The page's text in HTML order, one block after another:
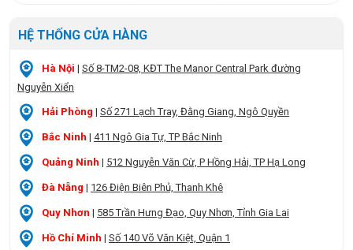
HỆ THỐNG CỬA HÀNG
Hà Nội | Số 8-TM2-08, KĐT The Manor Central Park đường
Nguyễn Xiển
Hải Phòng | Số 271 Lạch Tray, Đằng Giang, Ngô Quyền
Bắc Ninh | 411 Ngô Gia Tự, TP Bắc Ninh
Quảng Ninh | 512 Nguyễn Văn Cừ, P Hồng Hải, TP Hạ Long
Đà Nẵng | 126 Điện Biên Phủ, Thanh Khê
Quy Nhơn | 585 Trần Hưng Đạo, Quy Nhơn, Tỉnh Gia Lai
Hồ Chí Minh | Số 140 Võ Văn Kiệt, Quận 1